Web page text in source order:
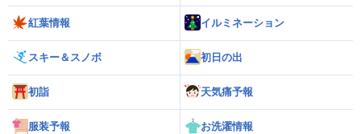
紅葉情報 イルミネーション
スキー＆スノボ 初日の出
初詣 天気痛予報
服装予報 お洗濯情報